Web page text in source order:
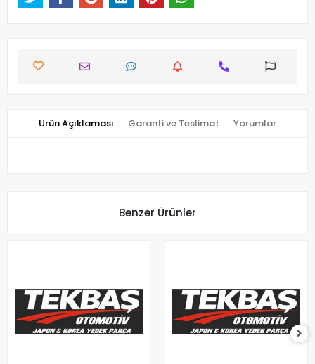
Ürün Açıklaması Garanti ve Teslimat Yorumlar
Benzer Ürünler